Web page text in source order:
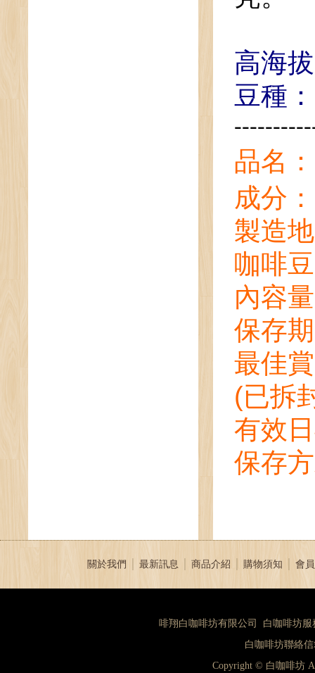
高海
豆種
品名
成分：
製造
咖啡
內容
保存
最佳
(已拆
有效
保存
關於我們 最新訊息 商品介紹 購物須知 會
啡翔白咖啡坊有限公司 白咖啡坊
白咖啡坊聯絡
Copyright © 白咖啡坊